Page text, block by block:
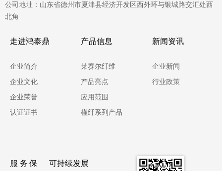
公司地址：山东省德州市夏津县经济开发区西外环与银城路交汇处西
北角
走进鸿泰鼎
企业简介
企业文化
企业荣誉
认证证书
产品信息
莱赛尔纤维
产品亮点
应用范围
槿纤系列产品
新闻资讯
企业新闻
行业政策
服务保
可持续发展